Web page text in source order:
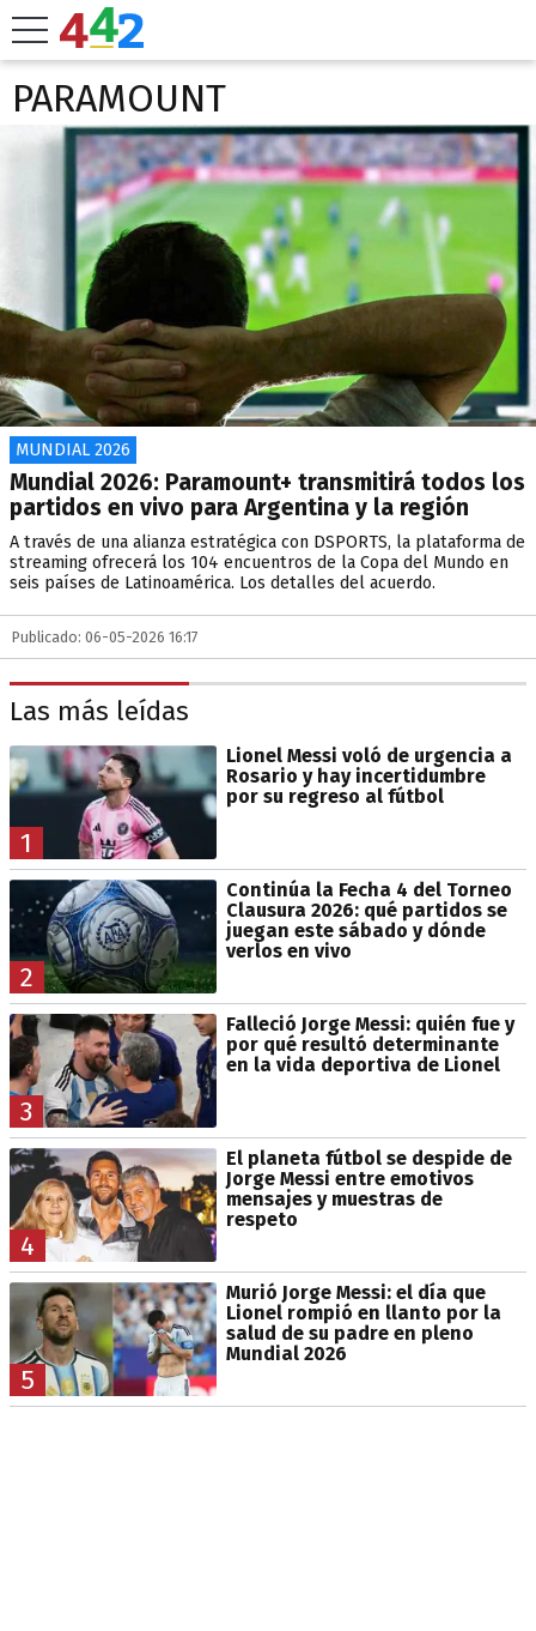
PARAMOUNT
MUNDIAL 2026
Mundial 2026: Paramount+ transmitirá todos los
partidos en vivo para Argentina y la región
A través de una alianza estratégica con DSPORTS, la plataforma de
streaming ofrecerá los 104 encuentros de la Copa del Mundo en
seis países de Latinoamérica. Los detalles del acuerdo.
Publicado: 06-05-2026 16:17
Las más leídas
1
Lionel Messi voló de urgencia a
Rosario y hay incertidumbre
por su regreso al fútbol
2
Continúa la Fecha 4 del Torneo
Clausura 2026: qué partidos se
juegan este sábado y dónde
verlos en vivo
3
Falleció Jorge Messi: quién fue y
por qué resultó determinante
en la vida deportiva de Lionel
4
El planeta fútbol se despide de
Jorge Messi entre emotivos
mensajes y muestras de
respeto
5
Murió Jorge Messi: el día que
Lionel rompió en llanto por la
salud de su padre en pleno
Mundial 2026